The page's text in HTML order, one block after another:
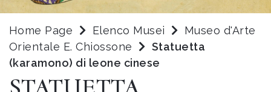
Home Page Elenco Musei
Museo d'Arte
Orientale E. Chiossone
Statuetta
(karamono) di leone cinese